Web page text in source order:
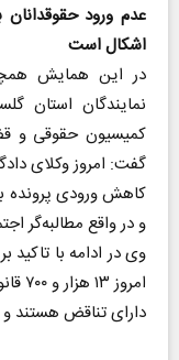
عدم ورود
اشکال است
در این همایش
نمایندگان استان
کمیسیون حقوقی و
گفت: امروز وکلای
کاهش ورودی پرونده
و در واقع مطالبه‌گر
وی در ادامه با
دارای تناقض هستند و